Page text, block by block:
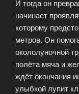
И тогда он
начинает
которому
метров. Он
окололуночной
полёта мяча и
ждёт окончания
улыбкой лупит